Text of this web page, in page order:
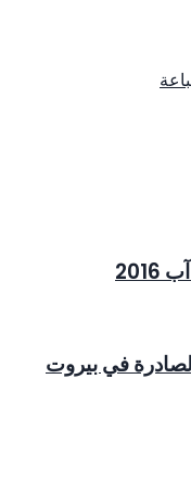
في بيروت